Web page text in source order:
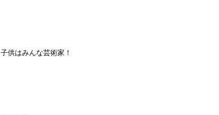
子供はみんな芸術家！